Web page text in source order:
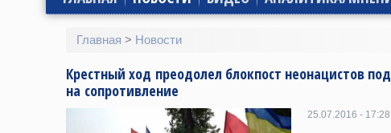
Главная > Новости
Крестный ход преодолел блокпост неонацистов
на сопротивление
25.07.2016 - 17:28